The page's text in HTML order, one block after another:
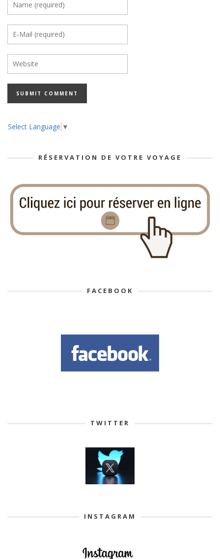
Select Language ▼
RÉSERVATION DE VOTRE VOYAGE
FACEBOOK
TWITTER
INSTAGRAM